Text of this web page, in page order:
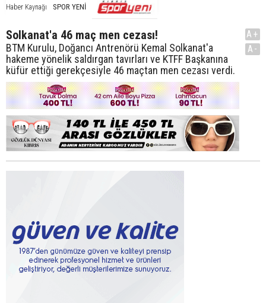
Haber Kaynağı SPOR YENİ
Solkanat'a 46 maç men cezası!
BTM Kurulu, Doğancı Antrenörü Kemal Solkanat'a
hakeme yönelik saldırgan tavırları ve KTFF Başkanına
küfür ettiği gerekçesiyle 46 maçtan men cezası verdi.
A+
A-